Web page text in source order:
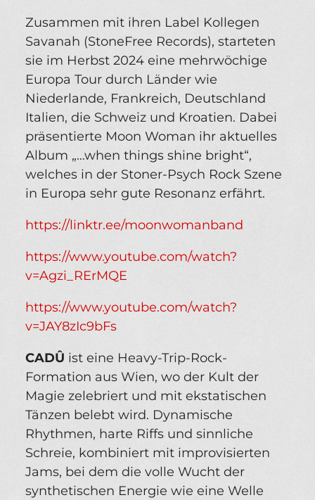
Zusammen mit ihren Label Kollegen
Savanah (StoneFree Records), starteten
sie im Herbst 2024 eine mehrwöchige
Europa Tour durch Länder wie
Niederlande, Frankreich, Deutschland
Italien, die Schweiz und Kroatien. Dabei
präsentierte Moon Woman ihr aktuelles
Album „…when things shine bright“,
welches in der Stoner-Psych Rock Szene
in Europa sehr gute Resonanz erfährt.
https://linktr.ee/moonwomanband
https://www.youtube.com/watch?
v=Agzi_RErMQE
https://www.youtube.com/watch?
v=JAY8zIc9bFs
CADÛ ist eine Heavy-Trip-Rock-
Formation aus Wien, wo der Kult der
Magie zelebriert und mit ekstatischen
Tänzen belebt wird. Dynamische
Rhythmen, harte Riffs und sinnliche
Schreie, kombiniert mit improvisierten
Jams, bei dem die volle Wucht der
synthetischen Energie wie eine Welle